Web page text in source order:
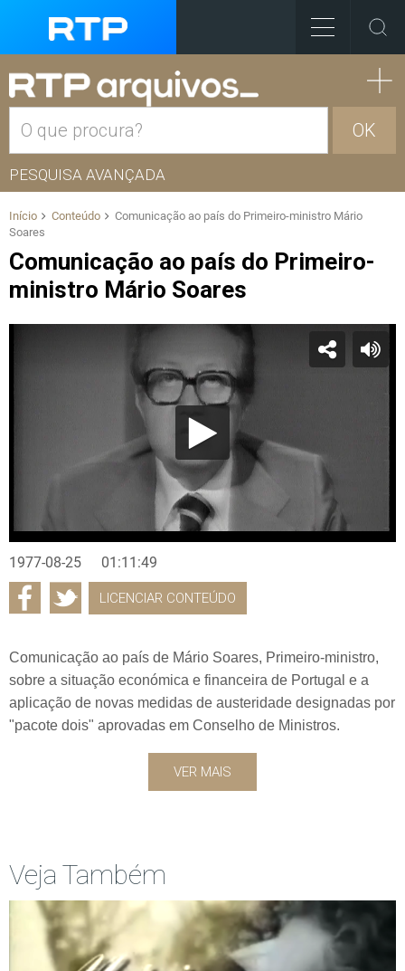
OK
PESQUISA AVANÇADA
Início Conteúdo
Comunicação ao país do Primeiro-ministro Mário
Soares
Comunicação ao país do Primeiro-
ministro Mário Soares
1977-08-25 01:11:49
LICENCIAR CONTEÚDO
Comunicação ao país de Mário Soares, Primeiro-ministro,
sobre a situação económica e financeira de Portugal e a
aplicação de novas medidas de austeridade designadas por
"pacote dois" aprovadas em Conselho de Ministros.
VER MAIS
Veja Também